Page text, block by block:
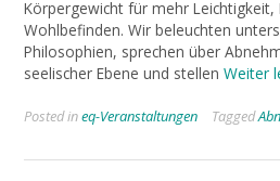
Körpergewicht für mehr Leichtigkeit,
Wohlbefinden. Wir beleuchten
Philosophien, sprechen über
seelischer Ebene und stellen Weiter
Posted ineq-Veranstaltungen Tagged